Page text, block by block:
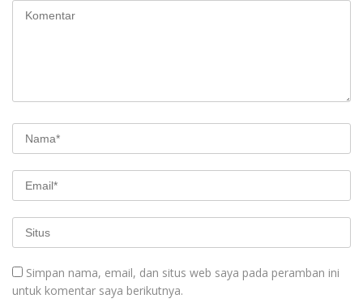
Simpan nama, email, dan situs web saya pada peramban ini
untuk komentar saya berikutnya.